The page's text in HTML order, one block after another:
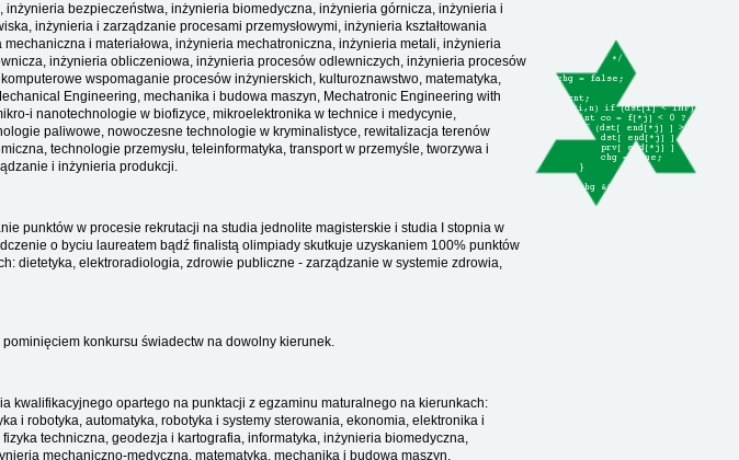
bezpieczeństwa, inżynieria biomedyczna, inżynieria górnicza, inżynieria i
inżynieria i zarządzanie procesami przemysłowymi, inżynieria kształtowania
i materiałowa, inżynieria mechatroniczna, inżynieria metali, inżynieria
inżynieria obliczeniowa, inżynieria procesów odlewniczych, inżynieria procesów
wspomaganie procesów inżynierskich, kulturoznawstwo, matematyka,
Engineering, mechanika i budowa maszyn, Mechatronic Engineering with
i nanotechnologie w biofizyce, mikroelektronika w technice i medycynie,
paliwowe, nowoczesne technologie w kryminalistyce, rewitalizacja terenów
technologie przemysłu, teleinformatyka, transport w przemyśle, tworzywa i
i inżynieria produkcji.
punktów w procesie rekrutacji na studia jednolite magisterskie i studia I stopnia w
o byciu laureatem bądź finalistą olimpiady skutkuje uzyskaniem 100% punktów
dietetyka, elektroradiologia, zdrowie publiczne - zarządzanie w systemie zdrowia,
konkursu świadectw na dowolny kierunek.
kwalifikacyjnego opartego na punktacji z egzaminu maturalnego na kierunkach:
i robotyka, automatyka, robotyka i systemy sterowania, ekonomia, elektronika i
techniczna, geodezja i kartografia, informatyka, inżynieria biomedyczna,
mechaniczno-medyczna, matematyka, mechanika i budowa maszyn,